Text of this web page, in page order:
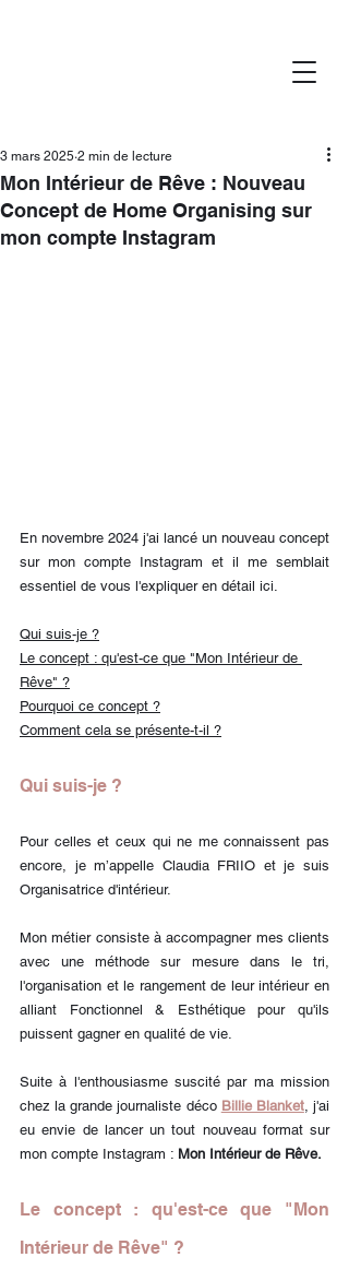
Mon Intérieur de Rêve : Nouveau
Concept de Home Organising sur
mon compte Instagram
3 mars 2025 2 min de lecture
En novembre 2024 j'ai lancé un nouveau concept
sur mon compte Instagram et il me semblait
essentiel de vous l'expliquer en détail ici.
Qui suis-je ?
Le concept : qu'est-ce que "Mon Intérieur de
Rêve" ?
Pourquoi ce concept ?
Comment cela se présente-t-il ?
Qui suis-je ?
Pour celles et ceux qui ne me connaissent pas
encore, je m’appelle Claudia FRIIO et je suis
Organisatrice d'intérieur.
Mon métier consiste à accompagner mes clients
avec une méthode sur mesure dans le tri,
l'organisation et le rangement de leur intérieur en
alliant Fonctionnel & Esthétique pour qu'ils
puissent gagner en qualité de vie.
Suite à l'enthousiasme suscité par ma mission
chez la grande journaliste déco Billie Blanket, j'ai
eu envie de lancer un tout nouveau format sur
mon compte Instagram : Mon Intérieur de Rêve.
Le concept : qu'est-ce que "Mon
Intérieur de Rêve" ?